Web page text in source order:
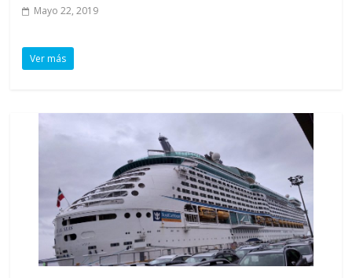
Mayo 22, 2019
Ver más